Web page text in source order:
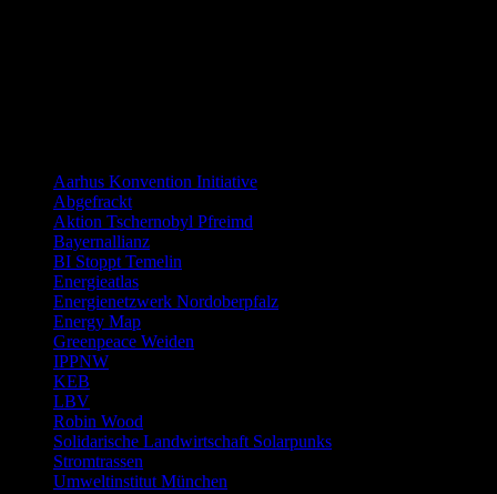
Aarhus Konvention Initiative
Abgefrackt
Aktion Tschernobyl Pfreimd
Bayernallianz
BI Stoppt Temelin
Energieatlas
Energienetzwerk Nordoberpfalz
Energy Map
Greenpeace Weiden
IPPNW
KEB
LBV
Robin Wood
Solidarische Landwirtschaft Solarpunks
Stromtrassen
Umweltinstitut München